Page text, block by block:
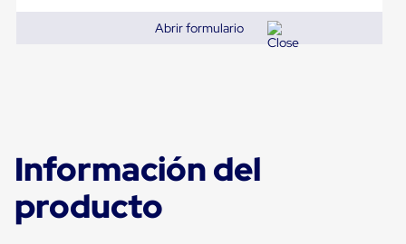
MRO
Distribución
Embalaje
Playo
Emplaye
Stretch
Film
Abrir formulario
Información del
producto